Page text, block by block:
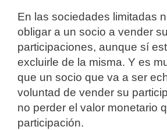
En las sociedades limitadas
obligar a un socio a vender
participaciones, aunque sí
excluirle de la misma. Y es
que un socio que va a ser
voluntad de vender su
no perder el valor monetario
participación.